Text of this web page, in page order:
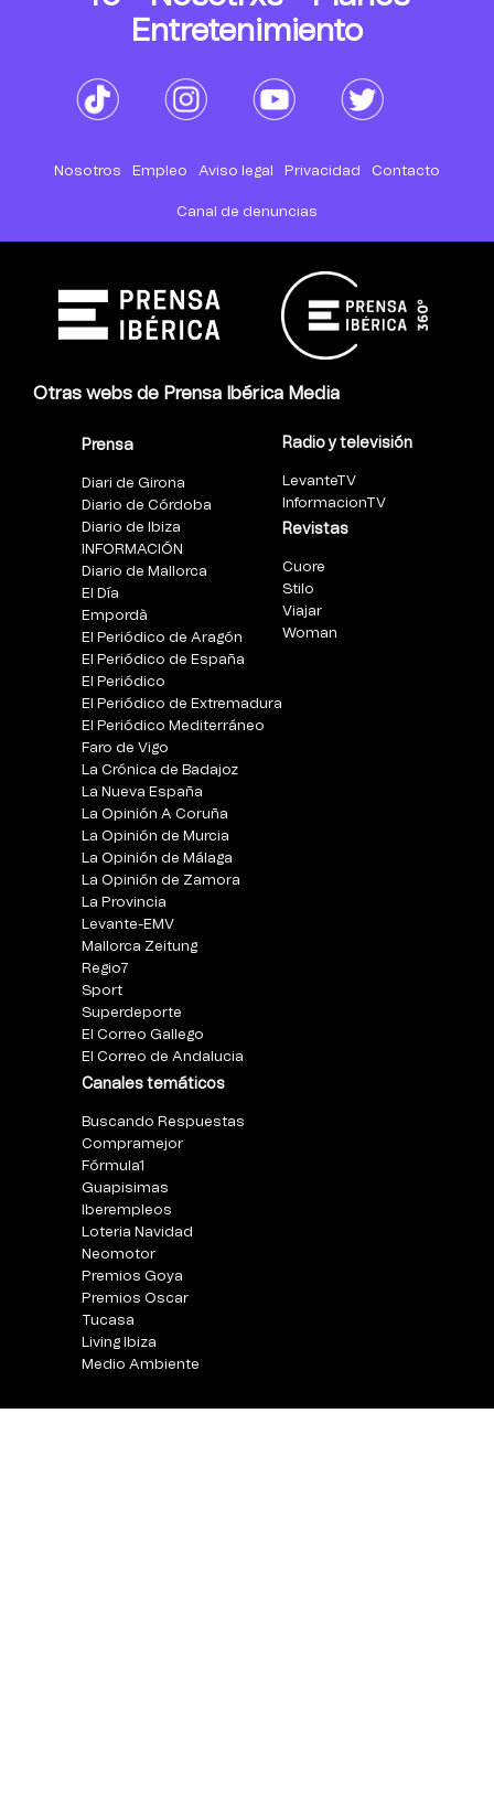
Entretenimiento
Nosotros Empleo Aviso legal Privacidad Contacto
Canal de denuncias
Otras webs de Prensa Ibérica Media
Prensa
Diari de Girona
Diario de Córdoba
Diario de Ibiza
INFORMACIÓN
Diario de Mallorca
El Día
Empordà
El Periódico de Aragón
El Periódico de España
El Periódico
El Periódico de Extremadura
El Periódico Mediterráneo
Faro de Vigo
La Crónica de Badajoz
La Nueva España
La Opinión A Coruña
La Opinión de Murcia
La Opinión de Málaga
La Opinión de Zamora
La Provincia
Levante-EMV
Mallorca Zeitung
Regio7
Sport
Superdeporte
El Correo Gallego
El Correo de Andalucia
Canales temáticos
Buscando Respuestas
Compramejor
Fórmula1
Guapisimas
Iberempleos
Loteria Navidad
Neomotor
Premios Goya
Premios Oscar
Tucasa
Living Ibiza
Medio Ambiente
Radio y televisión
LevanteTV
InformacionTV
Revistas
Cuore
Stilo
Viajar
Woman